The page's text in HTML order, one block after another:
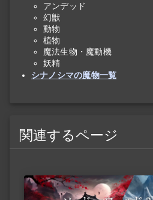
アンデッド
幻獣
動物
植物
魔法生物・魔動機
妖精
シナノシマの魔物一覧
関連するページ